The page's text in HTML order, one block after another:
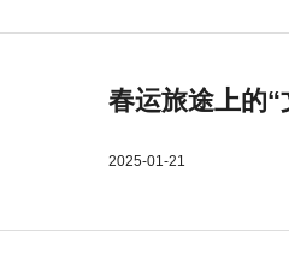
春运旅途上的“
2025-01-21